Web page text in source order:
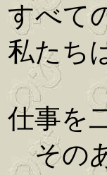
すべて
私たち
仕事を
その